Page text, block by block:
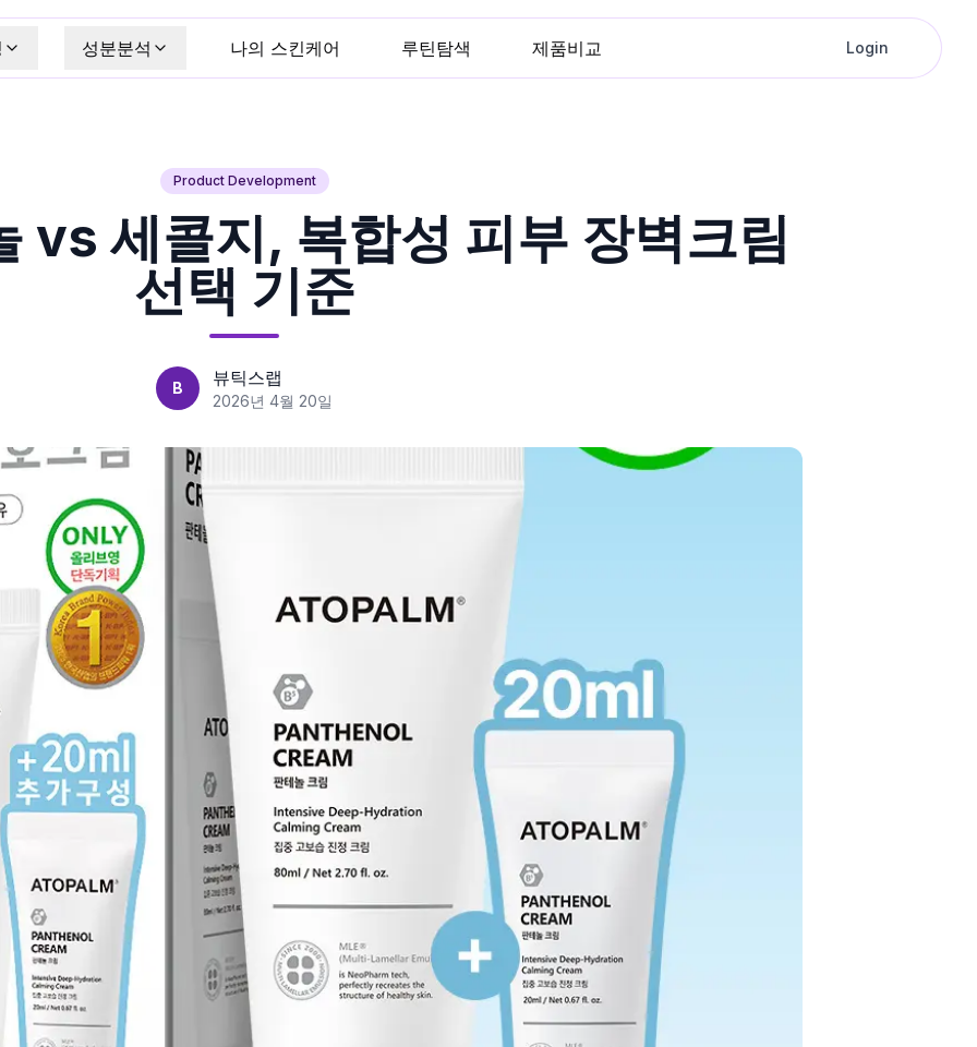
성분분석 나의 스킨케어 루틴탐색 제품비교 Login
Product Development
vs 세콜지, 복합성 피부 장벽크림
선택 기준
B 뷰틱스랩
2026년 4월 20일